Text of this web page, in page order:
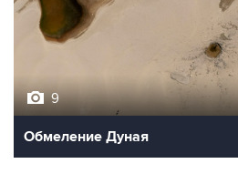
9
Обмеление Дуная